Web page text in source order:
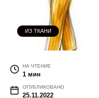
ИЗ ТКАНИ
НА ЧТЕНИЕ
1 мин
ОПУБЛИКОВАНО
25.11.2022